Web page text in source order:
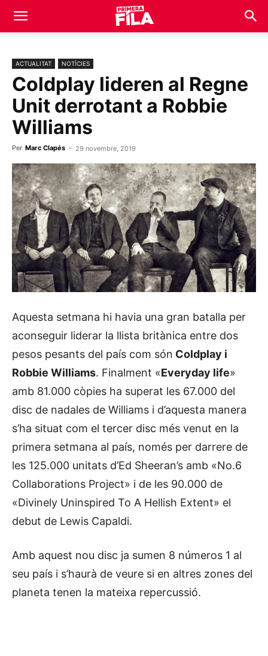
ACTUALITAT NOTÍCIES
Coldplay lideren al Regne
Unit derrotant a Robbie
Williams
Per Marc Clapés - 29 novembre, 2019
Aquesta setmana hi havia una gran batalla per
aconseguir liderar la llista britànica entre dos
pesos pesants del país com són Coldplay i
Robbie Williams. Finalment «Everyday life»
amb 81.000 còpies ha superat les 67.000 del
disc de nadales de Williams i d’aquesta manera
s’ha situat com el tercer disc més venut en la
primera setmana al país, només per darrere de
les 125.000 unitats d’Ed Sheeran’s amb «No.6
Collaborations Project» i de les 90.000 de
«Divinely Uninspired To A Hellish Extent» el
debut de Lewis Capaldi.
Amb aquest nou disc ja sumen 8 números 1 al
seu país i s’haurà de veure si en altres zones del
planeta tenen la mateixa repercussió.